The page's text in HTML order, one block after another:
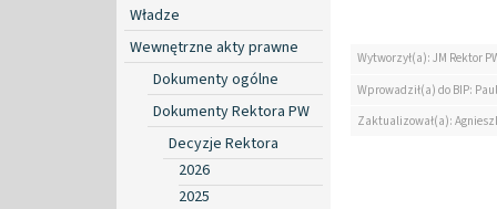
Władze
Wewnętrzne akty prawne
Dokumenty ogólne
Dokumenty Rektora PW
Decyzje Rektora
2026
2025
Wytworzył(a): JM Rektor
Wprowadził(a) do BIP:
Zaktualizował(a):